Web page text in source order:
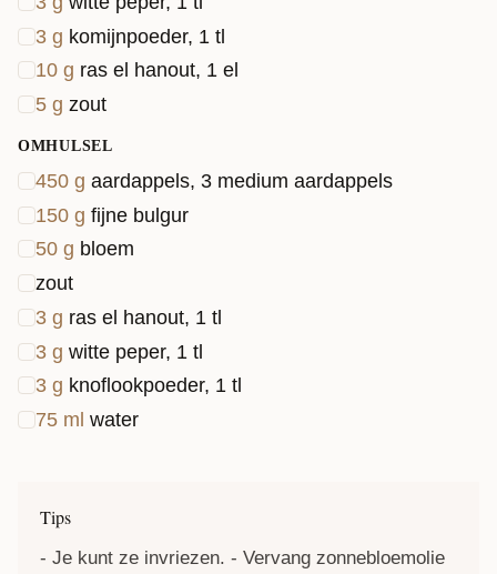
3 g komijnpoeder, 1 tl
10 g ras el hanout, 1 el
5 g zout
OMHULSEL
450 g aardappels, 3 medium aardappels
150 g fijne bulgur
50 g bloem
zout
3 g ras el hanout, 1 tl
3 g witte peper, 1 tl
3 g knoflookpoeder, 1 tl
75 ml water
Tips
- Je kunt ze invriezen. - Vervang zonnebloemolie